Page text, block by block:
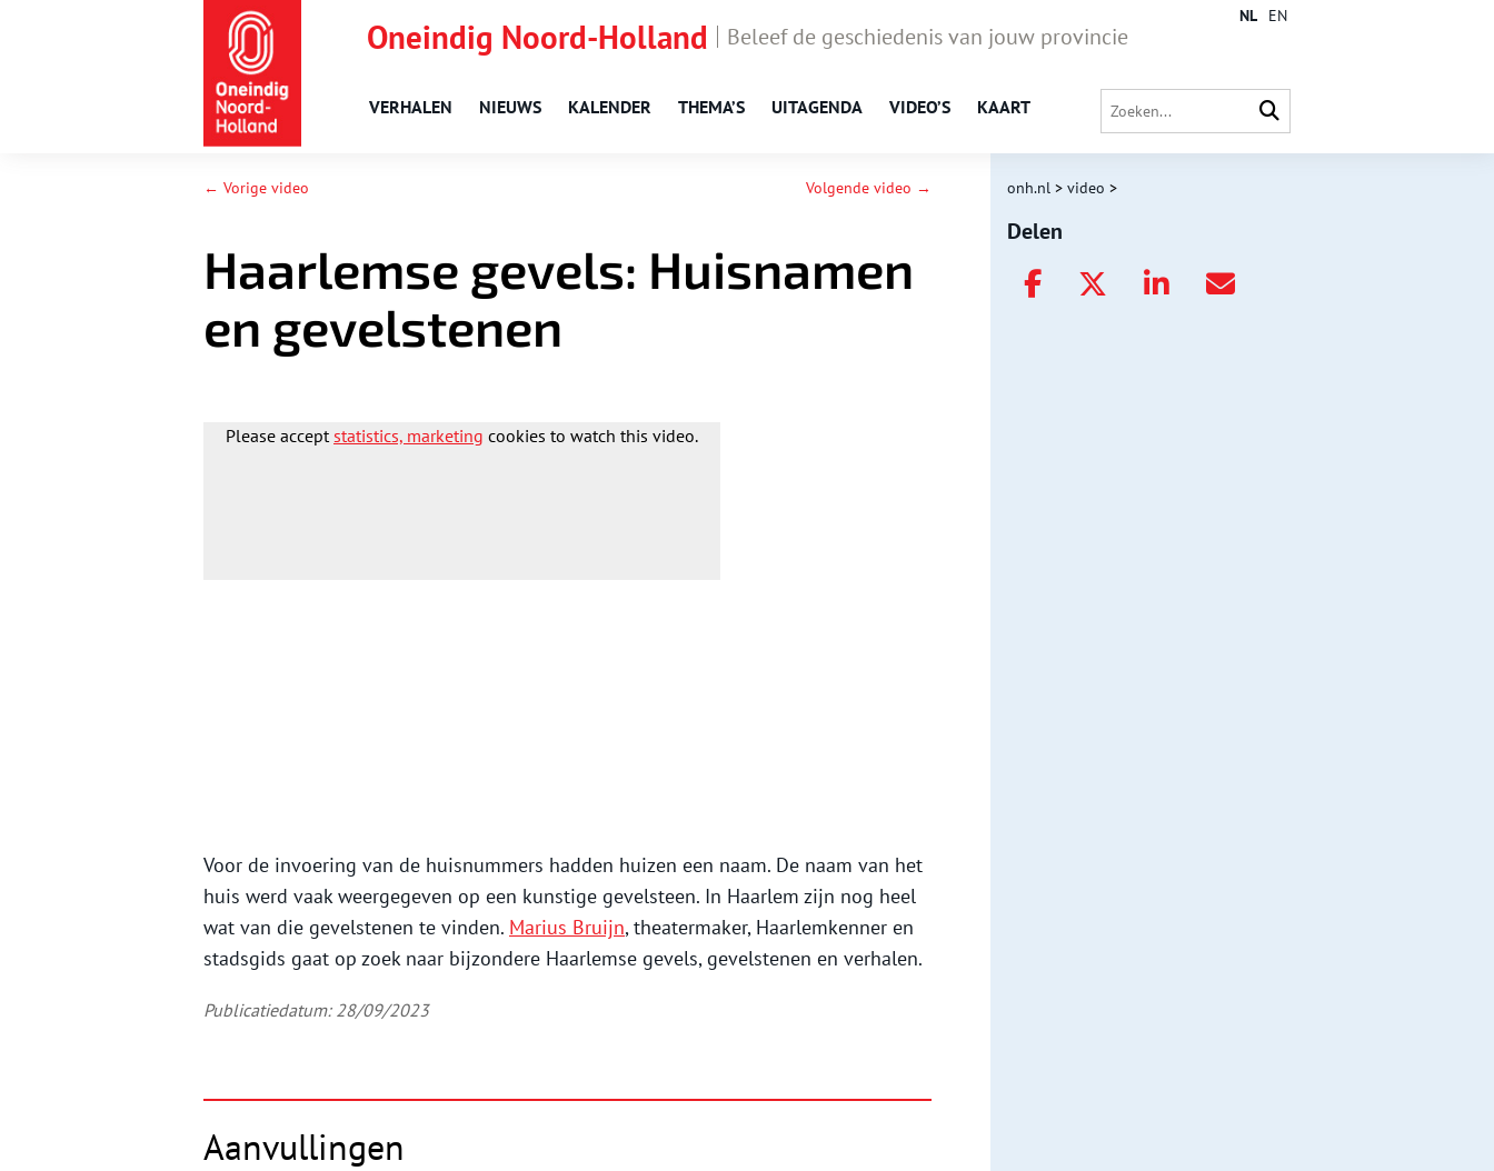
Oneindig Noord-Holland Beleef de geschiedenis van jouw provincie
VERHALEN NIEUWS KALENDER THEMA’S UITAGENDA VIDEO’S KAART
NL EN
← Vorige video Volgende video →
Haarlemse gevels: Huisnamen
en gevelstenen
Please acceptstatistics, marketing cookies to watch this video.
Voor de invoering van de huisnummers hadden huizen een naam. De naam van het
huis werd vaak weergegeven op een kunstige gevelsteen. In Haarlem zijn nog heel
wat van die gevelstenen te vinden. Marius Bruijn, theatermaker, Haarlemkenner en
stadsgids gaat op zoek naar bijzondere Haarlemse gevels, gevelstenen en verhalen.
Publicatiedatum: 28/09/2023
Aanvullingen
onh.nl > video >
Delen